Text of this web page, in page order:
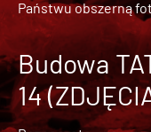
Państwu obszerną
Budowa
14